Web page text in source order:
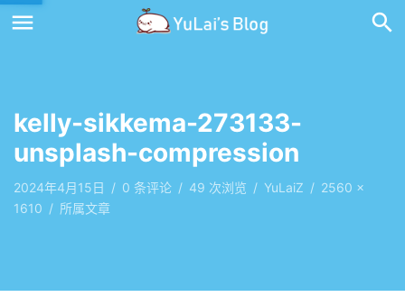
kelly-sikkema-273133-
unsplash-compression
2024年4月15日 / 0 条评论 / 49 次浏览 / YuLaiZ / 2560 ×
1610 / 所属文章